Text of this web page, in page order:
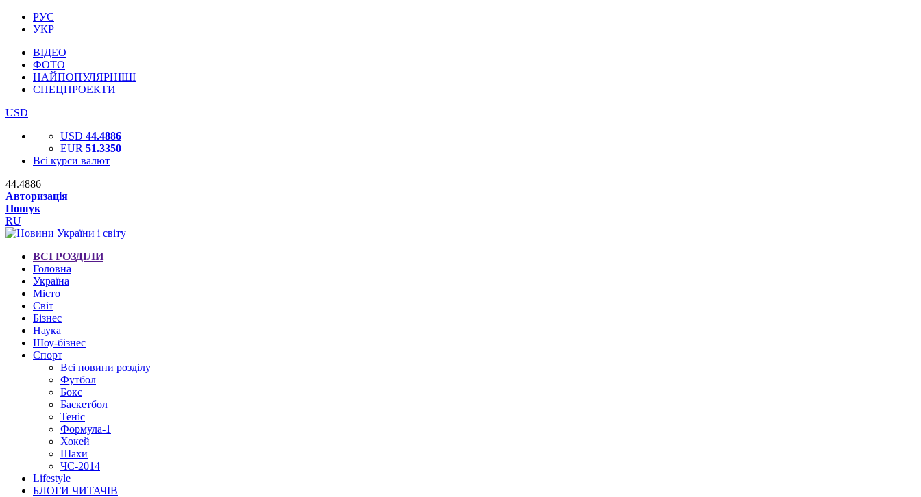
РУС
УКР
ВІДЕО
ФОТО
НАЙПОПУЛЯРНІШІ
СПЕЦПРОЕКТИ
USD
USD 44.4886
EUR 51.3350
Всі курси валют
44.4886
Авторизація
Пошук
RU
ВСІ РОЗДІЛИ
Головна
Україна
Місто
Світ
Бізнес
Наука
Шоу-бізнес
Спорт
Всі новини розділу
Футбол
Бокс
Баскетбол
Теніс
Формула-1
Хокей
Шахи
ЧС-2014
Lifestyle
БЛОГИ ЧИТАЧІВ